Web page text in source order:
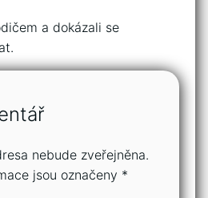
a dokázali se
nebude zveřejněna.
jsou označeny *